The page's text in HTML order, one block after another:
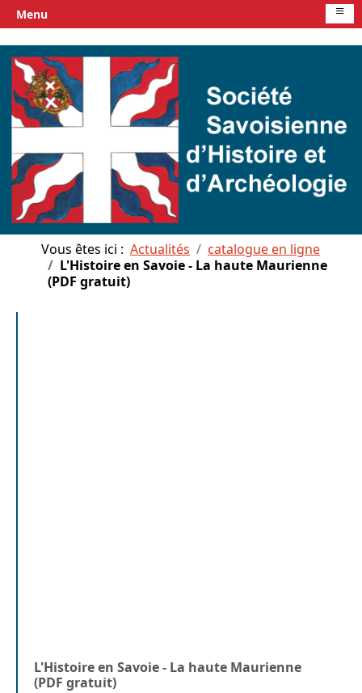
Vous êtes ici : Actualités
catalogue en ligne
L'Histoire en Savoie - La haute Maurienne
(PDF gratuit)
L'Histoire en Savoie - La haute Maurienne
(PDF gratuit)
Menu ≡